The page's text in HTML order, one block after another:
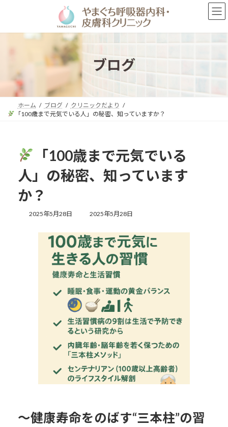
ン
プ
ー
動
ブログ
ホーム ブログ
クリニックだより
「100歳まで元気でいる人」の秘密、知っていますか？
「100歳まで元気でいる
人」の秘密、知っています
か？
2025年5月28日
最
更
新
日
時
2025年5月28日
～健康寿命をのばす“三本柱”の習